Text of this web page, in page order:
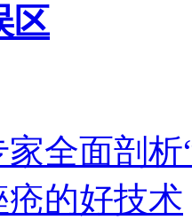
区
全面剖析
疮的好技术